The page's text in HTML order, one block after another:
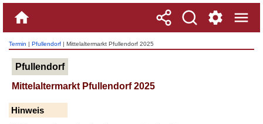
Termin | Pfullendorf | Mittelaltermarkt Pfullendorf 2025
Pfullendorf
Mittelaltermarkt Pfullendorf 2025
Hinweis